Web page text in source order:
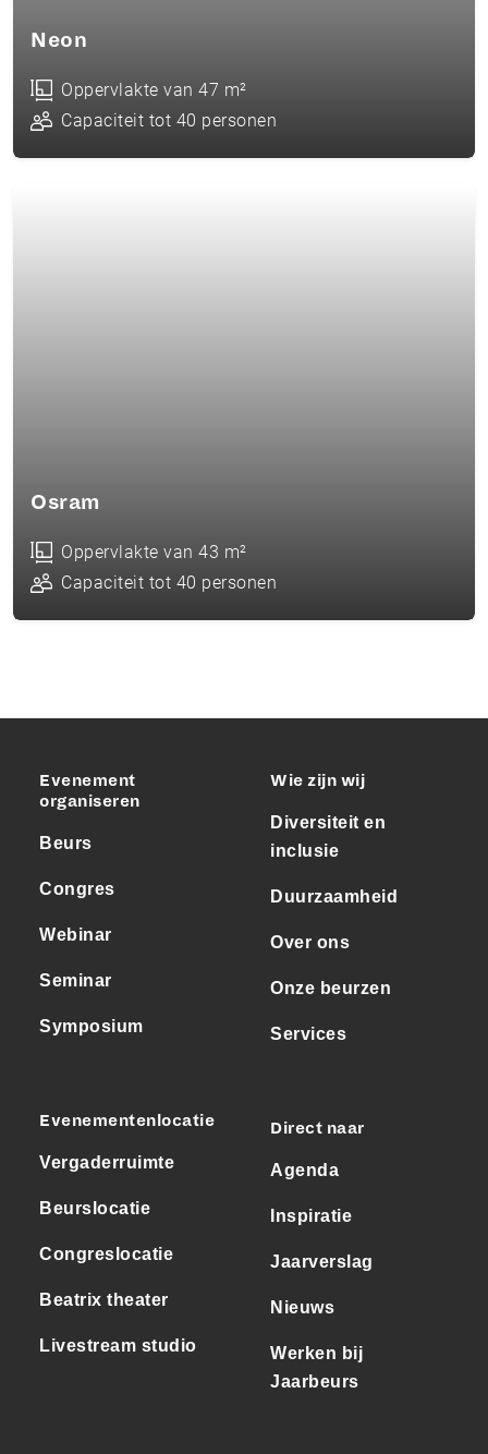
Neon
Oppervlakte van 47 m²
Capaciteit tot 40 personen
Osram
Oppervlakte van 43 m²
Capaciteit tot 40 personen
Evenement
organiseren
Beurs
Congres
Webinar
Seminar
Symposium
Evenementenlocatie
Vergaderruimte
Beurslocatie
Congreslocatie
Beatrix theater
Livestream studio
Wie zijn wij
Diversiteit en
inclusie
Duurzaamheid
Over ons
Onze beurzen
Services
Direct naar
Agenda
Inspiratie
Jaarverslag
Nieuws
Werken bij
Jaarbeurs